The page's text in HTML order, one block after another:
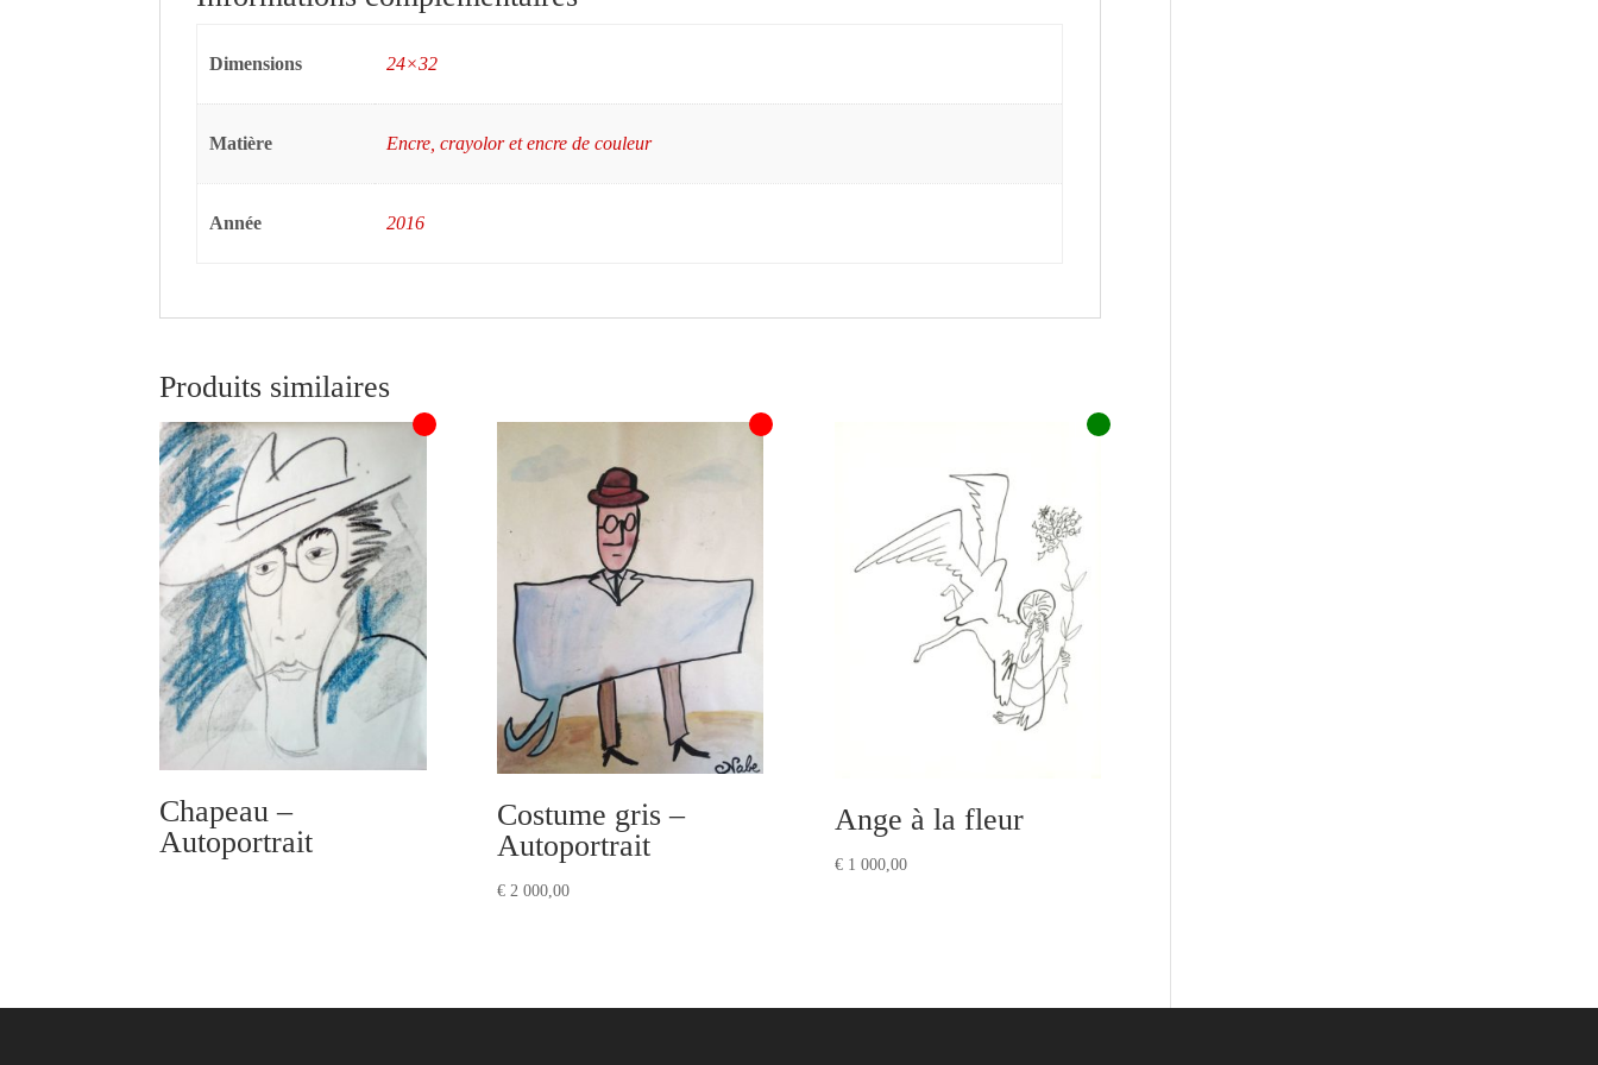
Dimensions 24×32
Matière Encre, crayolor et encre de couleur
Année 2016
Produits similaires
Chapeau –
Autoportrait
Costume gris –
Autoportrait
€2 000,00
Ange à la fleur
€1 000,00